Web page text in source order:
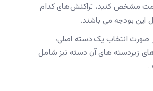
مشخص کنید، تراکنش‌های کدام
این بودجه می باشند.
صورت انتخاب یک دسته اصلی،
زیردسته های آن دسته نیز شامل